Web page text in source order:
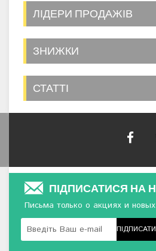
ЛІДЕРИ ПРОДАЖІВ
ЗНИЖКИ
СТАТТІ
ПІДПИСАТИСЯ НА
Письма только о акциях и новых